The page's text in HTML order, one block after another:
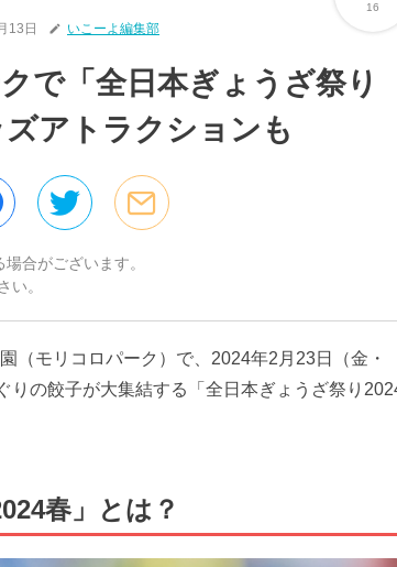
16
13日 いこーよ編集部
で「全日本ぎょうざ祭り
アトラクションも
合がございます。
い。
（モリコロパーク）で、2024年2月23日（金・
りの餃子が大集結する「全日本ぎょうざ祭り
春」とは？